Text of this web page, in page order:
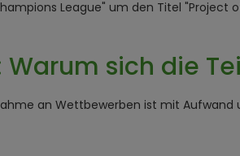
League" um den Titel
Warum sich die
an Wettbewerben ist mit